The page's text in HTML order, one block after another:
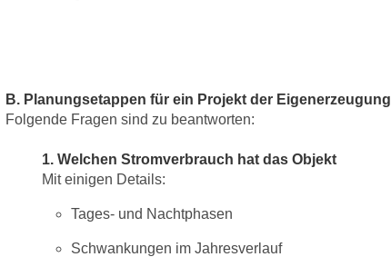
B. Planungsetappen für ein Projekt der Eigenerzeugung
Folgende Fragen sind zu beantworten:
1. Welchen Stromverbrauch hat das Objekt
Mit einigen Details:
Tages- und Nachtphasen
Schwankungen im Jahresverlauf